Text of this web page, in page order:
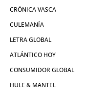
CRÓNICA VASCA
CULEMANÍA
LETRA GLOBAL
ATLÁNTICO HOY
CONSUMIDOR GLOBAL
HULE & MANTEL